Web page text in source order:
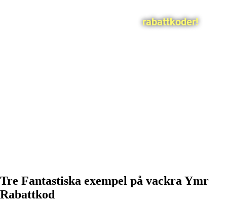
rabattkoder!
Tre Fantastiska exempel på vackra Ymr
Rabattkod